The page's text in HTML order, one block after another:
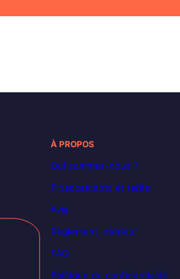
À PROPOS
Qui sommes-nous ?
Financements et tarifs
Avis
Règlement intérieur
FAQ
Politique de confidentialité